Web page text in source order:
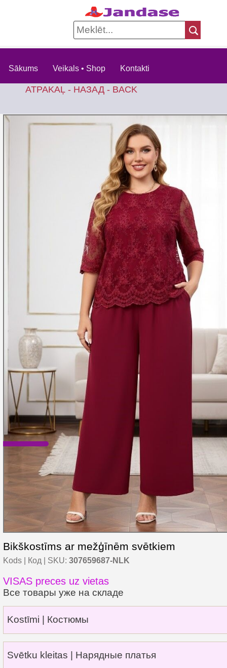
Sākums Veikals • Shop Kontakti
ATPAKAĻ - НАЗАД - BACK
Bikškostīms ar mežģīnēm svētkiem
Kods | Код | SKU: 307659687-NLK
VISAS preces uz vietas
Все товары уже на складе
Kostīmi | Костюмы
Svētku kleitas | Нарядные платья